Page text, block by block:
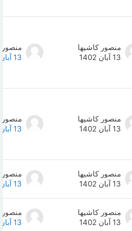
منصور کاشیها
13 آبان 1402
0
منصور کاشیها
13 آبان 1402
0
منصور کاشیها
13 آبان 1402
0
منصور کاشیها
13 آبان 1402
0